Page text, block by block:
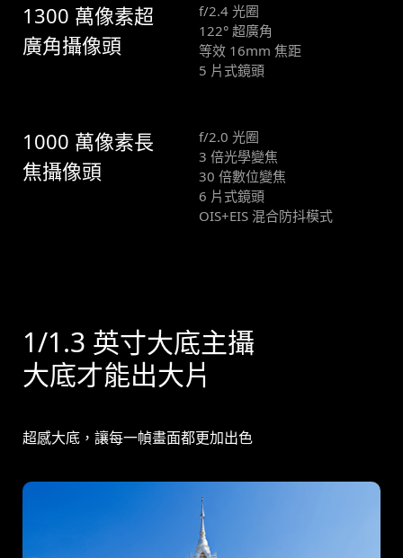
1300 萬像素超
廣角攝像頭
f/2.4 光圈
122° 超廣角
等效 16mm 焦距
5 片式鏡頭
1000 萬像素長
焦攝像頭
f/2.0 光圈
3 倍光學變焦
30 倍數位變焦
6 片式鏡頭
OIS+EIS 混合防抖模式
1/1.3 英寸大底主攝
大底才能出大片
超感大底，讓每一幀畫面都更加出色